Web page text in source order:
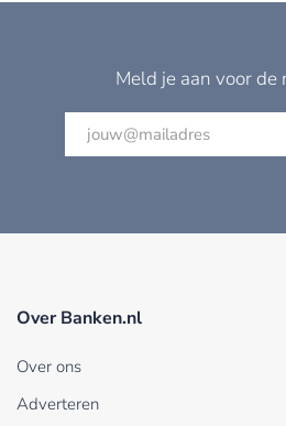
Meld je aan voor de
Over Banken.nl
Over ons
Adverteren